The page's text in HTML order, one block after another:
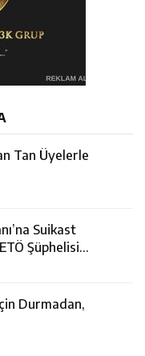
Tan Üyelerle
Suikast
Şüphelisi
Durmadan,